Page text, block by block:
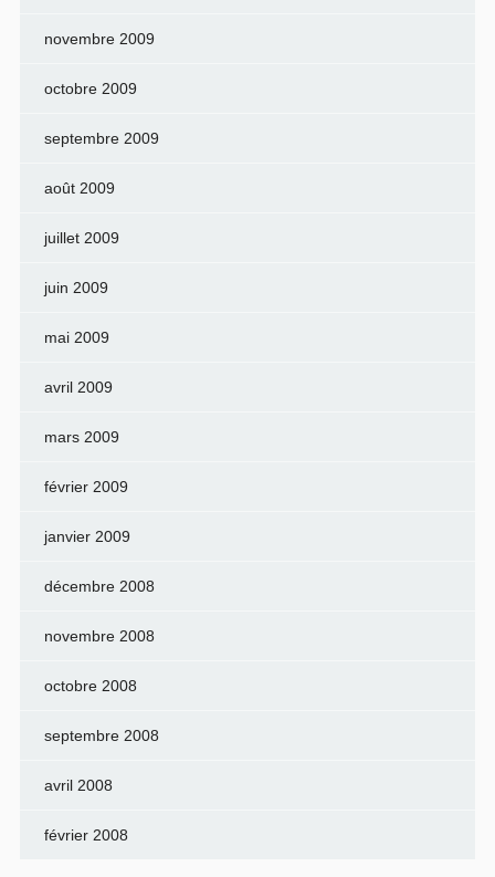
novembre 2009
octobre 2009
septembre 2009
août 2009
juillet 2009
juin 2009
mai 2009
avril 2009
mars 2009
février 2009
janvier 2009
décembre 2008
novembre 2008
octobre 2008
septembre 2008
avril 2008
février 2008